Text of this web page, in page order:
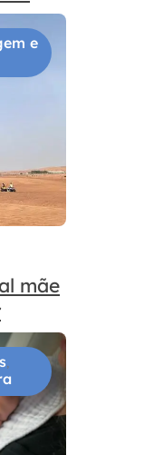
e
mãe